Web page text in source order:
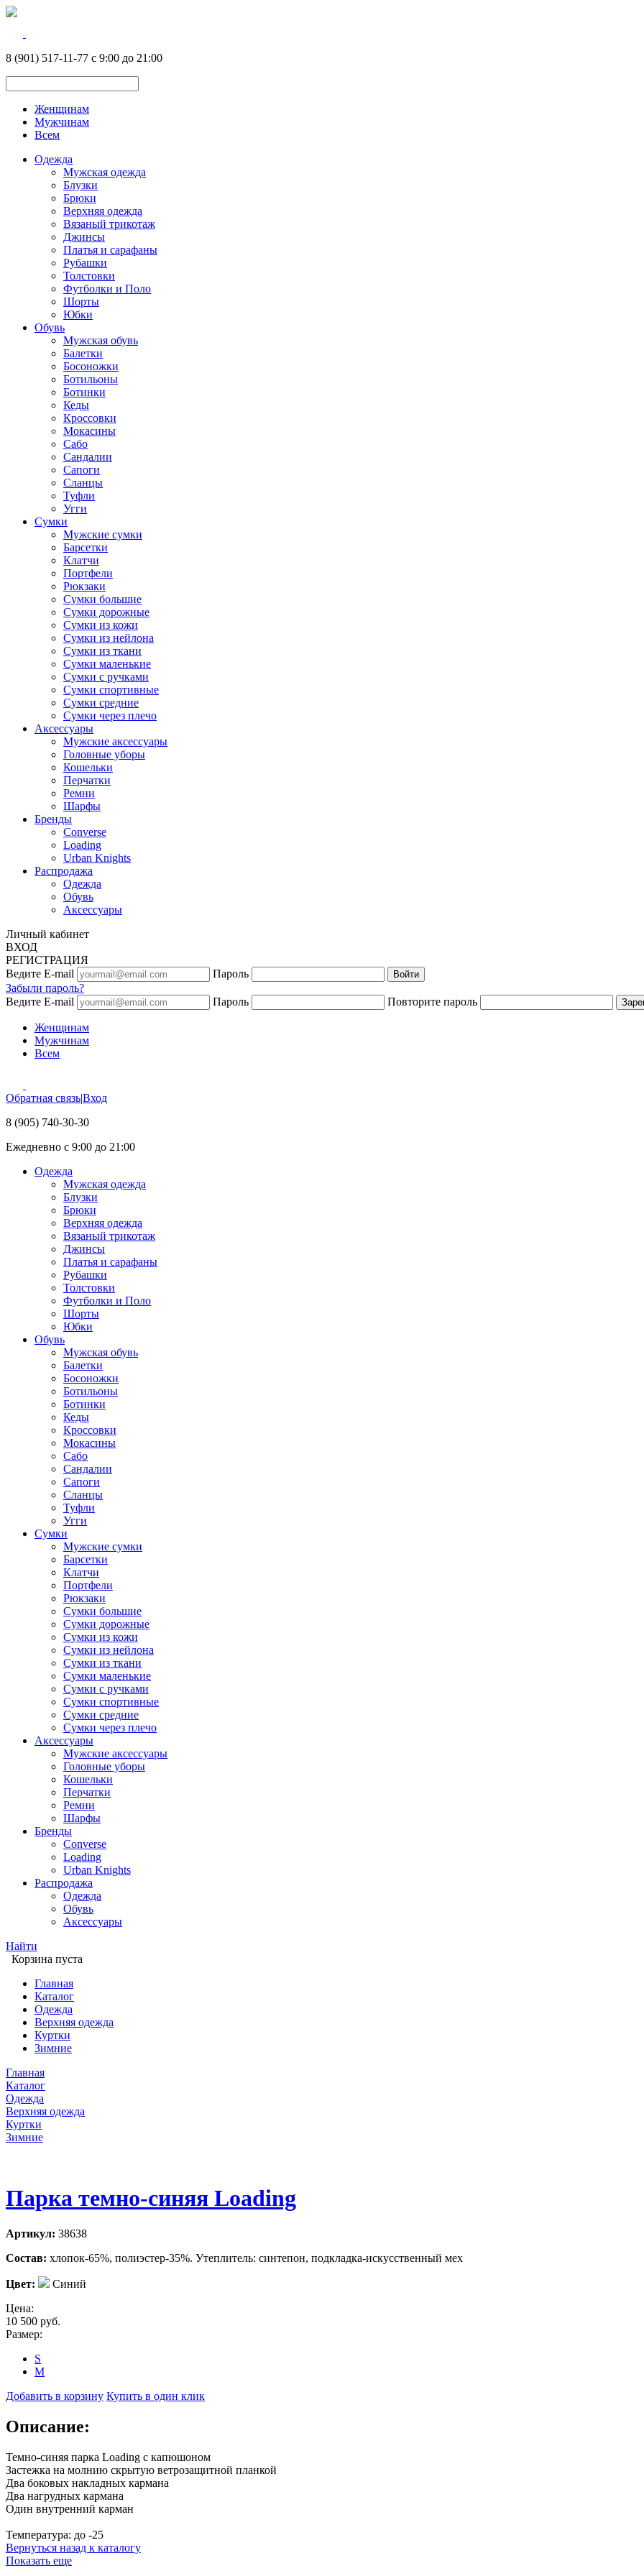
8 (901) 517-11-77 с 9:00 до 21:00
Женщинам
Мужчинам
Всем
Одежда
Мужская одежда
Блузки
Брюки
Верхняя одежда
Вязаный трикотаж
Джинсы
Платья и сарафаны
Рубашки
Толстовки
Футболки и Поло
Шорты
Юбки
Обувь
Мужская обувь
Балетки
Босоножки
Ботильоны
Ботинки
Кеды
Кроссовки
Мокасины
Сабо
Сандалии
Сапоги
Сланцы
Туфли
Угги
Сумки
Мужские сумки
Барсетки
Клатчи
Портфели
Рюкзаки
Сумки большие
Сумки дорожные
Сумки из кожи
Сумки из нейлона
Сумки из ткани
Сумки маленькие
Сумки с ручками
Сумки спортивные
Сумки средние
Сумки через плечо
Аксессуары
Мужские аксессуары
Головные уборы
Кошельки
Перчатки
Ремни
Шарфы
Бренды
Converse
Loading
Urban Knights
Распродажа
Одежда
Обувь
Аксессуары
Личный кабинет
ВХОД
РЕГИСТРАЦИЯ
Ведите E-mail
Пароль Войти
Забыли пароль?
Ведите E-mail
Пароль Повторите пароль
Женщинам
Мужчинам
Всем
Обратная связь|Вход
8 (905) 740-30-30
Ежедневно с 9:00 до 21:00
Одежда
Мужская одежда
Блузки
Брюки
Верхняя одежда
Вязаный трикотаж
Джинсы
Платья и сарафаны
Рубашки
Толстовки
Футболки и Поло
Шорты
Юбки
Обувь
Мужская обувь
Балетки
Босоножки
Ботильоны
Ботинки
Кеды
Кроссовки
Мокасины
Сабо
Сандалии
Сапоги
Сланцы
Туфли
Угги
Сумки
Мужские сумки
Барсетки
Клатчи
Портфели
Рюкзаки
Сумки большие
Сумки дорожные
Сумки из кожи
Сумки из нейлона
Сумки из ткани
Сумки маленькие
Сумки с ручками
Сумки спортивные
Сумки средние
Сумки через плечо
Аксессуары
Мужские аксессуары
Головные уборы
Кошельки
Перчатки
Ремни
Шарфы
Бренды
Converse
Loading
Urban Knights
Распродажа
Одежда
Обувь
Аксессуары
Найти
Корзина пуста
Главная
Каталог
Одежда
Верхняя одежда
Куртки
Зимние
Главная
Каталог
Одежда
Верхняя одежда
Куртки
Зимние
Парка темно-синяя Loading
Артикул: 38638
Состав: хлопок-65%, полиэстер-35%. Утеплитель: синтепон, подкладка-искусственный мех
Цвет:
Синий
Цена:
10 500 руб.
Размер:
S
M
Добавить в корзину Купить в один клик
Описание:
Темно-синяя парка Loading с капюшоном
Застежка на молнию скрытую ветрозащитной планкой
Два боковых накладных кармана
Два нагрудных кармана
Один внутренний карман
Температура: до -25
Вернуться назад к каталогу
Показать еще